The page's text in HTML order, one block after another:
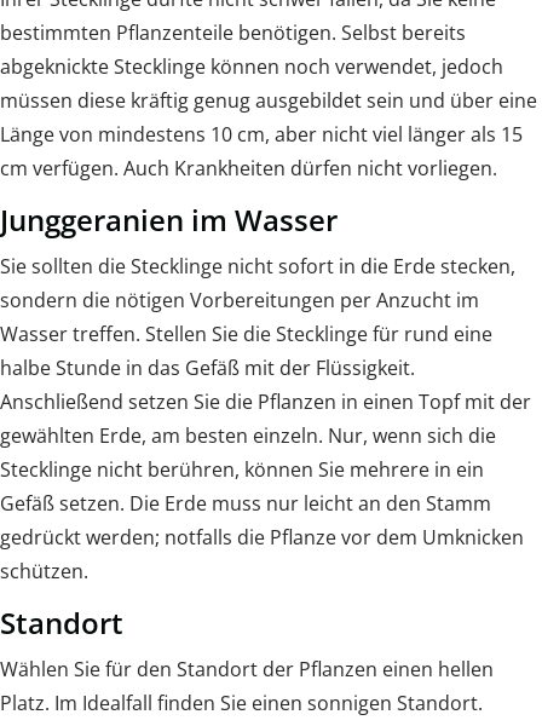
bestimmten Pflanzenteile benötigen. Selbst bereits
abgeknickte Stecklinge können noch verwendet, jedoch
müssen diese kräftig genug ausgebildet sein und über eine
Länge von mindestens 10 cm, aber nicht viel länger als 15
cm verfügen. Auch Krankheiten dürfen nicht vorliegen.
Junggeranien im Wasser
Sie sollten die Stecklinge nicht sofort in die Erde stecken,
sondern die nötigen Vorbereitungen per Anzucht im
Wasser treffen. Stellen Sie die Stecklinge für rund eine
halbe Stunde in das Gefäß mit der Flüssigkeit.
Anschließend setzen Sie die Pflanzen in einen Topf mit der
gewählten Erde, am besten einzeln. Nur, wenn sich die
Stecklinge nicht berühren, können Sie mehrere in ein
Gefäß setzen. Die Erde muss nur leicht an den Stamm
gedrückt werden; notfalls die Pflanze vor dem Umknicken
schützen.
Standort
Wählen Sie für den Standort der Pflanzen einen hellen
Platz. Im Idealfall finden Sie einen sonnigen Standort.